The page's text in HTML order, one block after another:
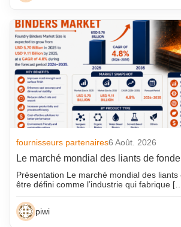
fournisseurs partenaires6 Août. 2026
Le marché mondial des liants de
Présentation Le marché mondial des
être défini comme l’industrie qui fabrique
piwi